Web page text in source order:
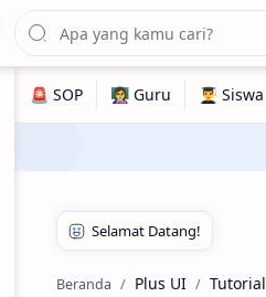
Beranda Plus UI Tutorial